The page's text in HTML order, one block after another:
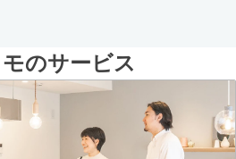
のサービス